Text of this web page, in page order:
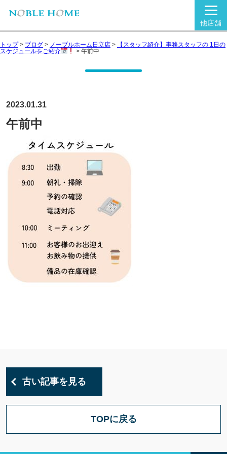
他店舗
トップ> ブログ > ノーブルホーム日立店 >
【スタッフ紹介】事務スタッフの 1日の
スケジュールをご紹介
>午前中
2023.01.31
午前中
古い記事を見る
TOPに戻る